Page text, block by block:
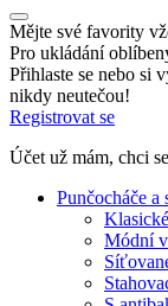
Mějte své favority
Pro ukládání
Přihlaste se nebo si
nikdy neutečou!
Registrovat se
Účet už mám, chci se
Punčocháče a
Módní